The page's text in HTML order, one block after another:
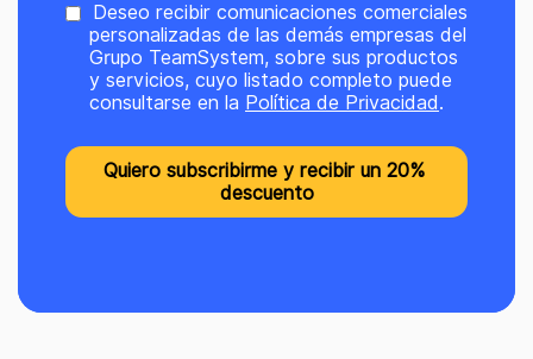
Deseo recibir comunicaciones comerciales
personalizadas de las demás empresas del
Grupo TeamSystem, sobre sus productos
y servicios, cuyo listado completo puede
consultarse en la Política de Privacidad .